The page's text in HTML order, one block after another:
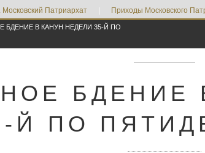
Патриархат Приходы Московского
БДЕНИЕ В КАНУН НЕДЕЛИ 35-Й ПО
БДЕНИЕ
Й ПО